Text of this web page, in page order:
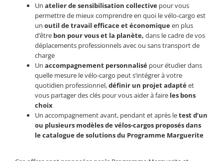
Un atelier de sensibilisation collective pour vous
permettre de mieux comprendre en quoi le vélo-cargo est
un outil de travail efficace etéconomiqueen plus
d’être bon pour vous et la planète, dans le cadre de vos
déplacements professionnels avec ou sans transport de
charge
Un accompagnement personnalisé pour étudier dans
quelle mesure le vélo-cargo peut s’intégrer à votre
quotidien professionnel,définir un projetadaptéet
vous partager des clés pour vous aider à faire les bons
choix
Un accompagnement avant, pendant et après letest d’un
ou plusieurs modèles de vélos-cargos proposés dans
le catalogue de solutions du Programme Marguerite